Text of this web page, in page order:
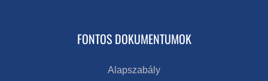
FONTOS DOKUMENTUMOK
Alapszabály